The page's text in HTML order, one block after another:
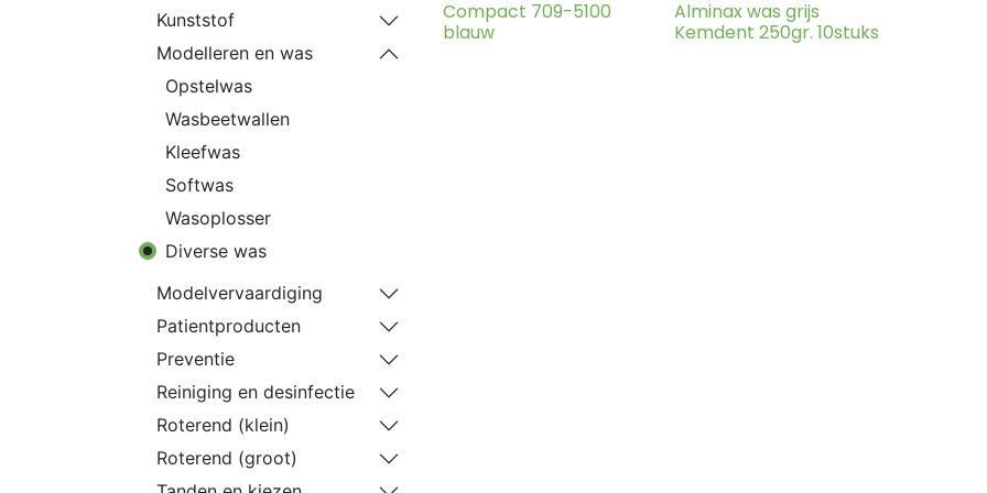
Kunststof
Modelleren en was
Opstelwas
Wasbeetwallen
Kleefwas
Softwas
Wasoplosser
Diverse was
Modelvervaardiging
Patientproducten
Preventie
Reiniging en desinfectie
Roterend (klein)
Roterend (groot)
Compact 709-5100
blauw
Alminax was grijs
Kemdent 250gr. 10stuks